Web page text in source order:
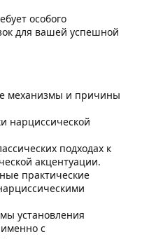
особого
для вашей успешной
механизмы и причины
нарциссической
подходах к
акцентуации.
практические
установления
с